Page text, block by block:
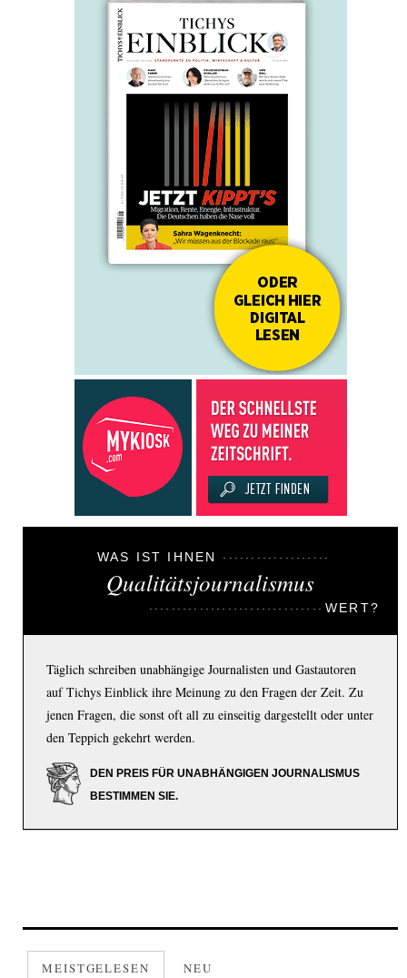
WAS IST IHNEN
Qualitätsjournalismus
WERT?
Täglich schreiben unabhängige Journalisten und Gastautoren
auf Tichys Einblick ihre Meinung zu den Fragen der Zeit. Zu
jenen Fragen, die sonst oft all zu einseitig dargestellt oder unter
den Teppich gekehrt werden.
DEN PREIS FÜR UNABHÄNGIGEN JOURNALISMUS
BESTIMMEN SIE.
MEISTGELESEN NEU